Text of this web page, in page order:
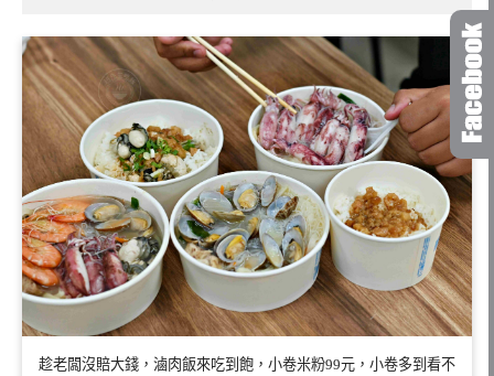
趁老闆沒賠大錢，滷肉飯來吃到飽，小卷米粉99元，小卷多到看不